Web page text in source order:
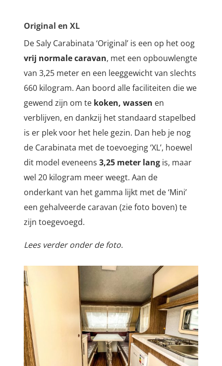
Original en XL
De Saly Carabinata ‘Original’ is een op het oog
vrij normale caravan, met een opbouwlengte
van 3,25 meter en een leeggewicht van slechts
660 kilogram. Aan boord alle faciliteiten die we
gewend zijn om te koken, wassen en
verblijven, en dankzij het standaard stapelbed
is er plek voor het hele gezin. Dan heb je nog
de Carabinata met de toevoeging ‘XL’, hoewel
dit model eveneens 3,25 meter lang is, maar
wel 20 kilogram meer weegt. Aan de
onderkant van het gamma lijkt met de ‘Mini’
een gehalveerde caravan (zie foto boven) te
zijn toegevoegd.
Lees verder onder de foto.